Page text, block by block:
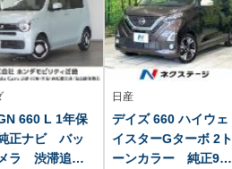
660 L 1年保
正ナビ バッ
ラ 渋滞追従
日産
デイズ 660 ハイウェ
イスターGターボ 2ト
ーンカラー 純正9型